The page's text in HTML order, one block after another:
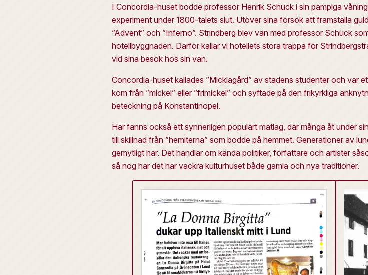
I Concordia-huset bodde professor Henrik Schück i sin pampiga
experiment under 1800-talets slut. Utöver sina försök att framställa
”Advent” och ”Inferno”. Strindberg blev vän med professor Schück
hotellbyggnaden. Därför kallar vi hotellets stora trappa för
vid sina besök hos sin vän.
Concordia-huset kallades ”Micklagård” av stadens studenter och var
kom från ”mickel” eller ”frimickel” och syftade på den frikyrkliga
beteckning på Konstantinopel.
Här fanns också ett synnerligen populärt matlag, där många åt under
till skillnad från ”hemiterna” som bodde på hemmet. Generationer av
gemytligt här. Det handlar om kända politiker, författare och artister
så nog har det här vackra kulturhuset både gamla och nya traditioner.